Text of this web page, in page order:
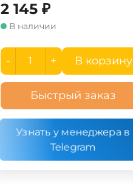
2 145 ₽
В наличии
- + В корзину
Быстрый заказ
Узнать у менеджера в
Telegram